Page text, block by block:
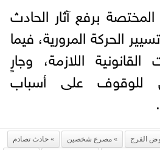
برفع آثار الحادث
الحركة المرورية، فيما
القانونية اللازمة، وجارٍ
للوقوف على أسباب
الفرج مصرع شخصين
حادث تصادم